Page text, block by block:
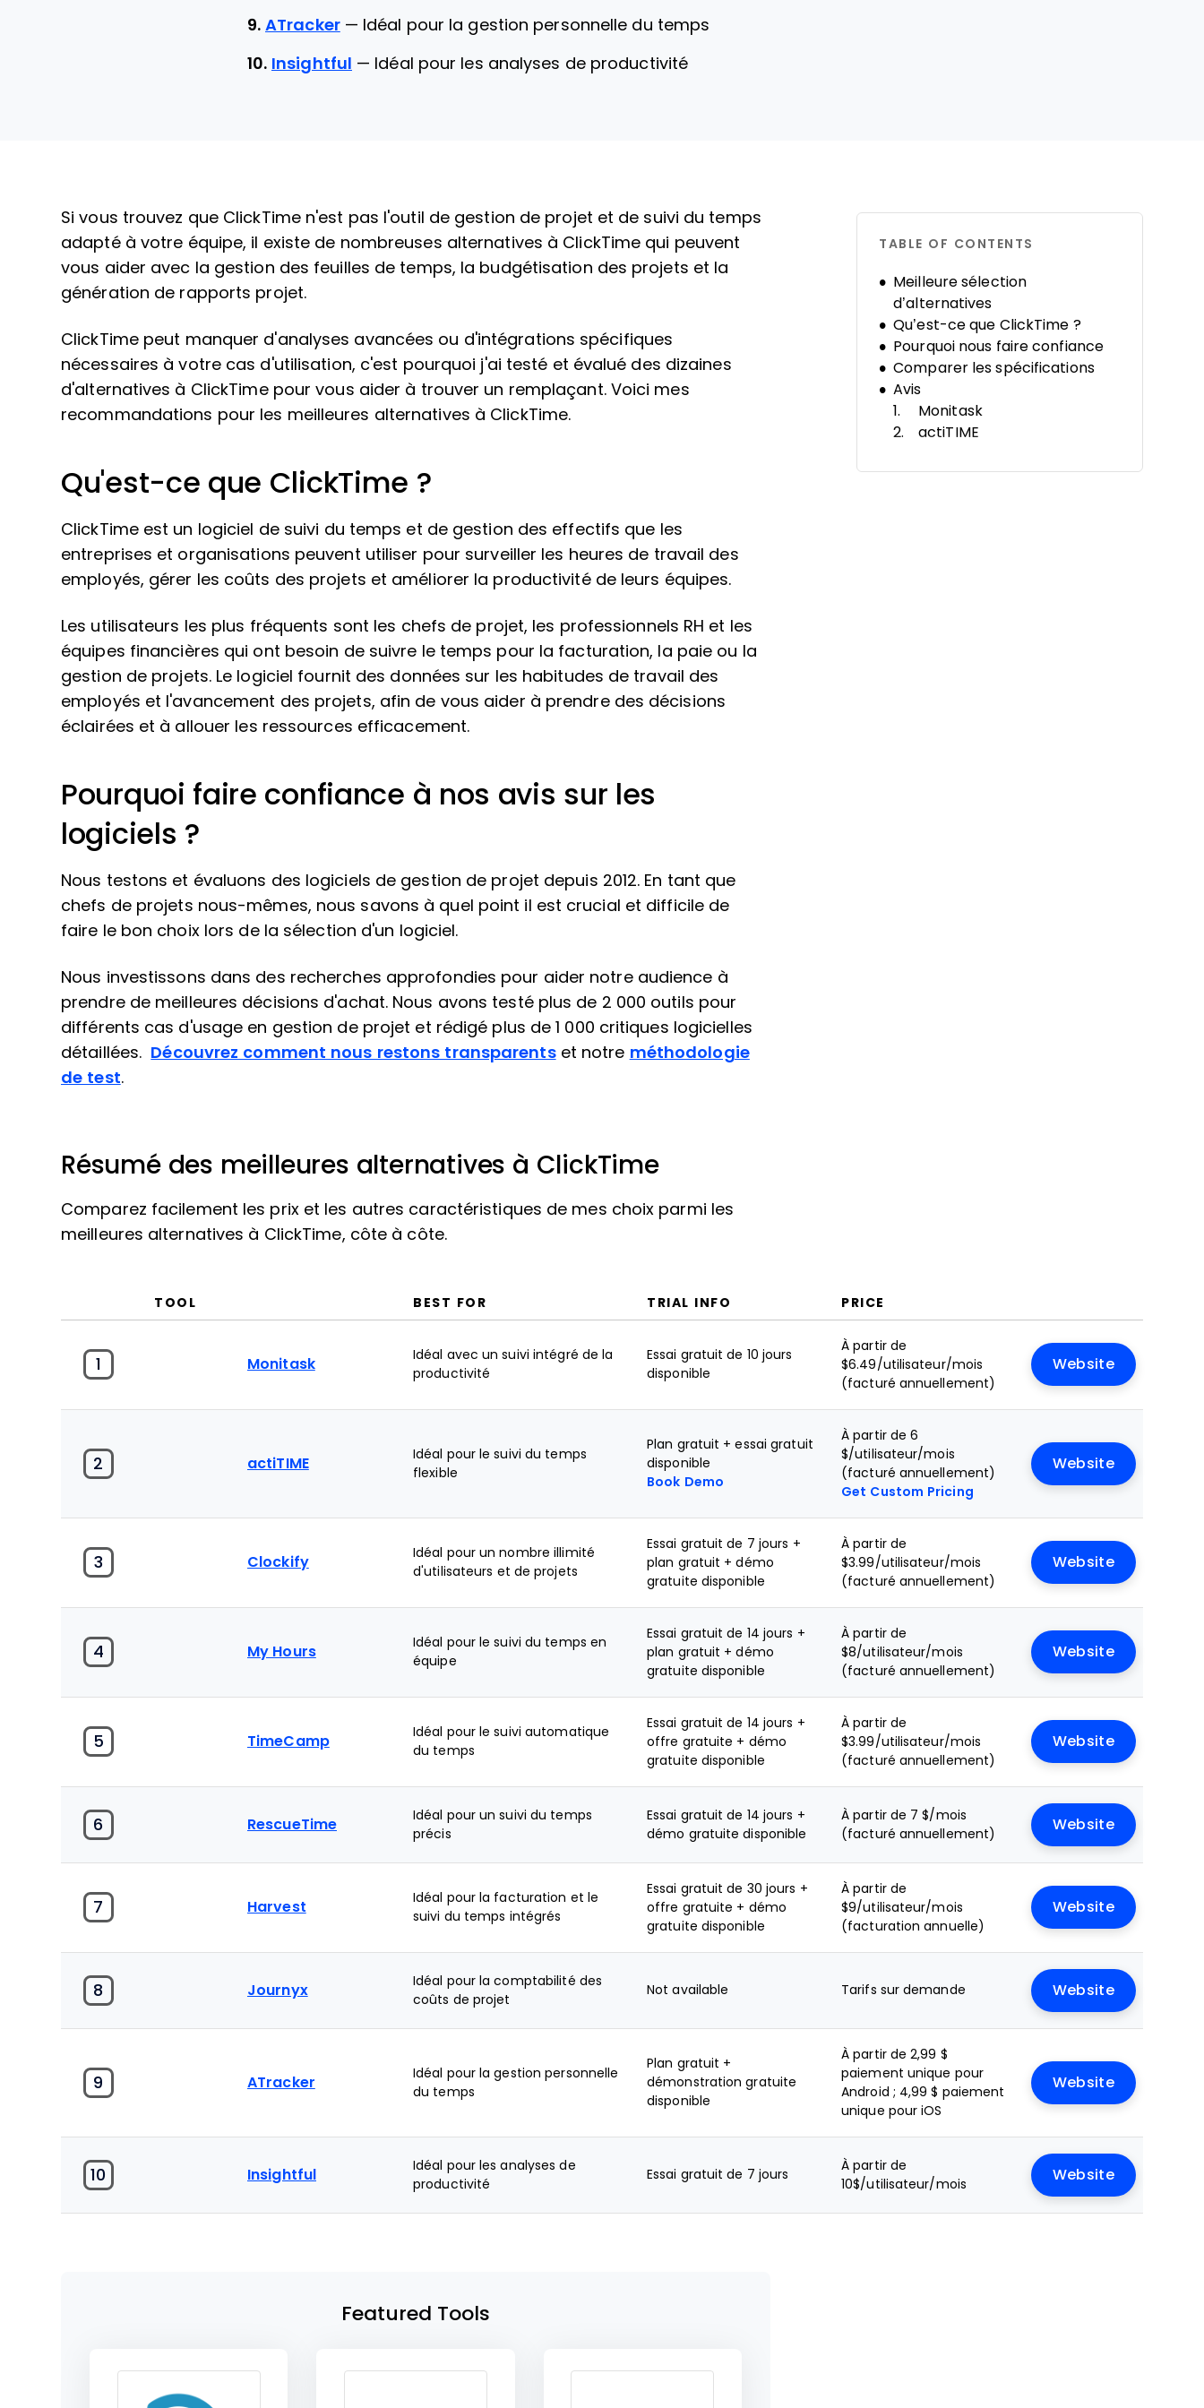
9. ATracker — Idéal pour la gestion personnelle du temps
10. Insightful — Idéal pour les analyses de productivité
Si vous trouvez que ClickTime n'est pas l'outil de gestion de projet et de suivi du temps
adapté à votre équipe, il existe de nombreuses alternatives à ClickTime qui peuvent
vous aider avec la gestion des feuilles de temps, la budgétisation des projets et la
génération de rapports projet.
ClickTime peut manquer d'analyses avancées ou d'intégrations spécifiques
nécessaires à votre cas d'utilisation, c'est pourquoi j'ai testé et évalué des dizaines
d'alternatives à ClickTime pour vous aider à trouver un remplaçant. Voici mes
recommandations pour les meilleures alternatives à ClickTime.
Qu'est-ce que ClickTime ?
ClickTime est un logiciel de suivi du temps et de gestion des effectifs que les
entreprises et organisations peuvent utiliser pour surveiller les heures de travail des
employés, gérer les coûts des projets et améliorer la productivité de leurs équipes.
Les utilisateurs les plus fréquents sont les chefs de projet, les professionnels RH et les
équipes financières qui ont besoin de suivre le temps pour la facturation, la paie ou la
gestion de projets. Le logiciel fournit des données sur les habitudes de travail des
employés et l'avancement des projets, afin de vous aider à prendre des décisions
éclairées et à allouer les ressources efficacement.
Pourquoi faire confiance à nos avis sur les
logiciels ?
Nous testons et évaluons des logiciels de gestion de projet depuis 2012. En tant que
chefs de projets nous-mêmes, nous savons à quel point il est crucial et difficile de
faire le bon choix lors de la sélection d'un logiciel.
Nous investissons dans des recherches approfondies pour aider notre audience à
prendre de meilleures décisions d'achat. Nous avons testé plus de 2 000 outils pour
différents cas d'usage en gestion de projet et rédigé plus de 1 000 critiques logicielles
détaillées. Découvrez comment nous restons transparentset notre méthodologie
de test.
Résumé des meilleures alternatives à ClickTime
Comparez facilement les prix et les autres caractéristiques de mes choix parmi les
meilleures alternatives à ClickTime, côte à côte.
TOOL BEST FOR TRIAL INFO PRICE
1 Monitask
Idéal avec un suivi intégré de la
productivité
Essai gratuit de 10 jours
disponible
À partir de
$6.49/utilisateur/mois
(facturé annuellement)
Website
2 actiTIME
Idéal pour le suivi du temps
flexible
Plan gratuit + essai gratuit
disponible
Book Demo
À partir de 6
$/utilisateur/mois
(facturé annuellement)
Get Custom Pricing
Website
3 Clockify
Idéal pour un nombre illimité
d'utilisateurs et de projets
Essai gratuit de 7 jours +
plan gratuit + démo
gratuite disponible
À partir de
$3.99/utilisateur/mois
(facturé annuellement)
Website
4 My Hours
Idéal pour le suivi du temps en
équipe
Essai gratuit de 14 jours +
plan gratuit + démo
gratuite disponible
À partir de
$8/utilisateur/mois
(facturé annuellement)
Website
5 TimeCamp
Idéal pour le suivi automatique
du temps
Essai gratuit de 14 jours +
offre gratuite + démo
gratuite disponible
À partir de
$3.99/utilisateur/mois
(facturé annuellement)
Website
6 RescueTime
Idéal pour un suivi du temps
précis
Essai gratuit de 14 jours +
démo gratuite disponible
À partir de 7 $/mois
(facturé annuellement)
Website
7 Harvest
Idéal pour la facturation et le
suivi du temps intégrés
Essai gratuit de 30 jours +
offre gratuite + démo
gratuite disponible
À partir de
$9/utilisateur/mois
(facturation annuelle)
Website
8 Journyx
Idéal pour la comptabilité des
coûts de projet
Not available Tarifs sur demande Website
9 ATracker
Idéal pour la gestion personnelle
du temps
Plan gratuit +
démonstration gratuite
disponible
À partir de 2,99 $
paiement unique pour
Android ; 4,99 $ paiement
unique pour iOS
Website
10 Insightful
Idéal pour les analyses de
productivité
Essai gratuit de 7 jours
À partir de
10$/utilisateur/mois
Website
Featured Tools
TABLE OF CONTENTS
Meilleure sélection
d’alternatives
Qu’est-ce que ClickTime ?
Pourquoi nous faire confiance
Comparer les spécifications
Avis
Monitask
actiTIME
My Hours